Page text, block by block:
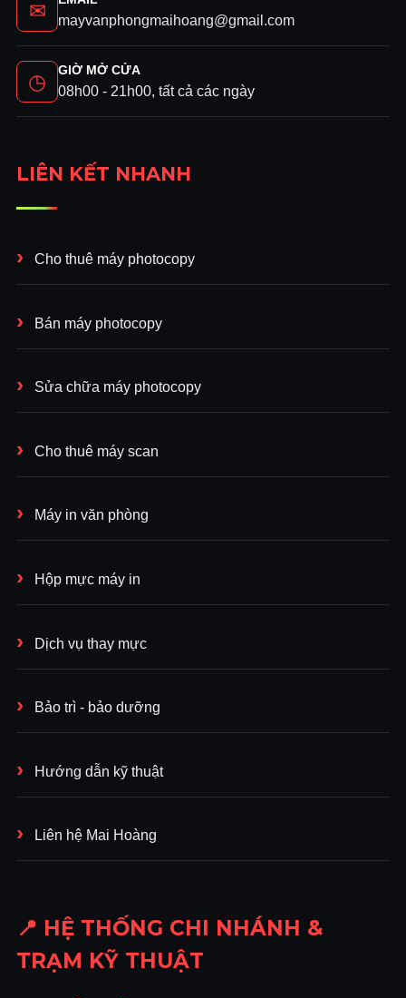
✉ mayvanphongmaihoang@gmail.com
◷ GIỜ MỞ CỬA
08h00 - 21h00, tất cả các ngày
LIÊN KẾT NHANH
Cho thuê máy photocopy
Bán máy photocopy
Sửa chữa máy photocopy
Cho thuê máy scan
Máy in văn phòng
Hộp mực máy in
Dịch vụ thay mực
Bảo trì - bảo dưỡng
Hướng dẫn kỹ thuật
Liên hệ Mai Hoàng
📍 HỆ THỐNG CHI NHÁNH &
TRẠM KỸ THUẬT